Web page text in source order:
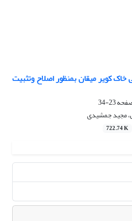
کویر میقان بمنظور اصلاح وتثبیت
23-34
مجید جمشیدی
722.74 K